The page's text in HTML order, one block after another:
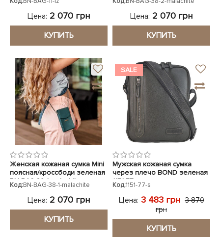
Цена: 2 070 грн
КУПИТЬ
Цена: 2 070 грн
КУПИТЬ
Женская кожаная сумка Mini
поясная/кроссбоди зеленая
BN-BAG-38-1-malachite
Код:BN-BAG-38-1-malachite
Цена: 2 070 грн
КУПИТЬ
SALE
Мужская кожаная сумка
через плечо BOND зеленая
1151-77
Код:1151-77-s
Цена: 3 483 грн 3 870
грн
КУПИТЬ